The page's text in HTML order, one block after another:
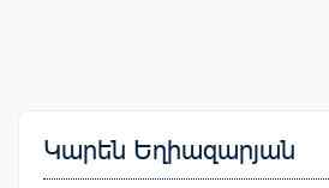
Կարեն Եղիազարյան